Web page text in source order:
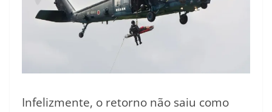
Infelizmente, o retorno não saiu como